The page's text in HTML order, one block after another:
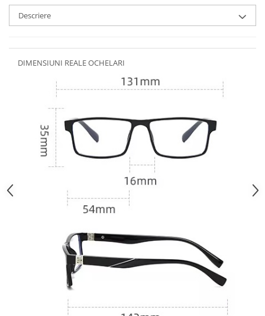
Descriere
DIMENSIUNI REALE OCHELARI